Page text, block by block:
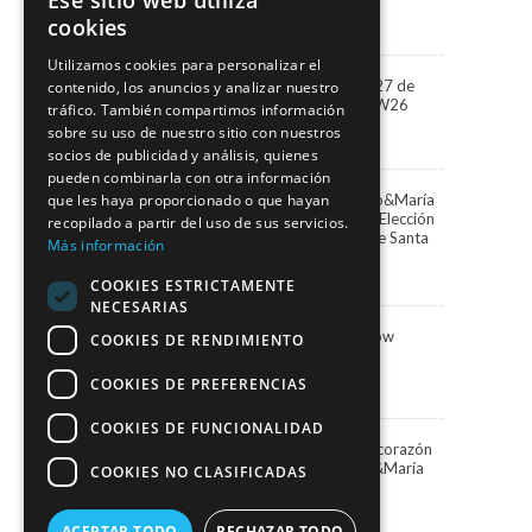
“Miradas” la colección 2027 de
Marco&María llega a BBFW26
24 abril, 2026
Paula Vázquez elige Marco&María
para presentar la Gala de Elección
de la Reina del Carnaval de Santa
13 febrero, 2026
Marco&María Fashion Show
5 febrero, 2026
Una Navidad blanca en el corazón
de Santa Cruz con Marco&María
cookies
Utilizamos cookies para personalizar el
contenido, los anuncios y analizar nuestro
tráfico. También compartimos información
sobre su uso de nuestro sitio con nuestros
socios de publicidad y análisis, quienes
pueden combinarla con otra información
que les haya proporcionado o que hayan
recopilado a partir del uso de sus servicios.
Más información
COOKIES ESTRICTAMENTE
NECESARIAS
COOKIES DE RENDIMIENTO
COOKIES DE PREFERENCIAS
COOKIES DE FUNCIONALIDAD
COOKIES NO CLASIFICADAS